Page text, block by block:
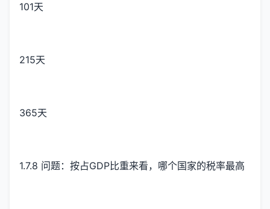
101天
215天
365天
1.7.8 问题：按占GDP比重来看，哪个国家的税率最高